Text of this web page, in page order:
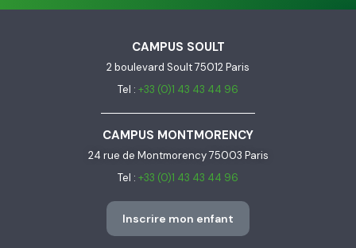
CAMPUS SOULT
2 boulevard Soult 75012 Paris
Tel : +33 (0)1 43 43 44 96
CAMPUS MONTMORENCY
24 rue de Montmorency 75003 Paris
Tel : +33 (0)1 43 43 44 96
Inscrire mon enfant